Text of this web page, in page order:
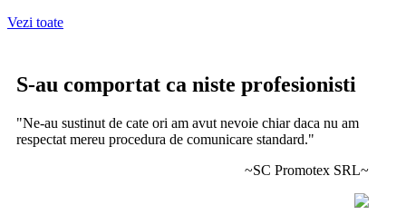
Vezi toate
S-au comportat ca niste profesionisti
"Ne-au sustinut de cate ori am avut nevoie chiar daca nu am
respectat mereu procedura de comunicare standard."
~SC Promotex SRL~